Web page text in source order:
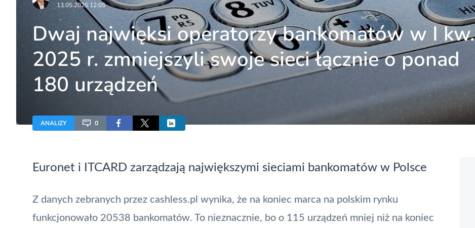
13.05.2025 12:05
Dwaj najwięksi operatorzy bankomatów w I kw.
2025 r. zmniejszyli swoje sieci łącznie o ponad
180 urządzeń
ANALIZY 0
Euronet i ITCARD zarządzają największymi sieciami bankomatów w Polsce
Z danych zebranych przez cashless.pl wynika, że na koniec marca na polskim rynku
funkcjonowało 20538 bankomatów. To nieznacznie, bo o 115 urządzeń mniej niż na koniec